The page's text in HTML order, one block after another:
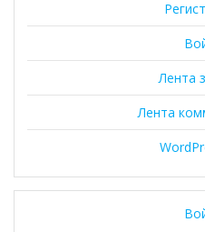
Лента
Лента